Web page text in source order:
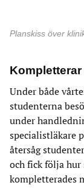
Planskiss över
Kompletterar
Under både
studenterna
under
specialistläkare
återsåg
och fick följa
kompletterades